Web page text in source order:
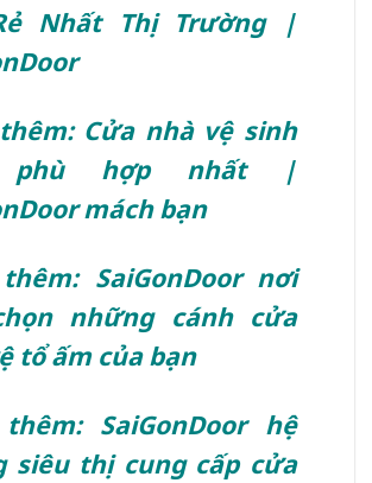
Nhất Thị Trường |
Cửa nhà vệ sinh
phù hợp nhất |
mách bạn
SaiGonDoor nơi
những cánh cửa
tổ ấm của bạn
SaiGonDoor hệ
siêu thị cung cấp cửa